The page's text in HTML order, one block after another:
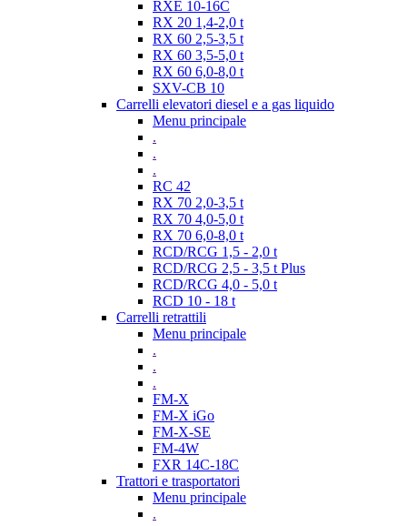
RXE 10-16C
RX 20 1,4-2,0 t
RX 60 2,5-3,5 t
RX 60 3,5-5,0 t
RX 60 6,0-8,0 t
SXV-CB 10
Carrelli elevatori diesel e a gas liquido
Menu principale
.
.
.
RC 42
RX 70 2,0-3,5 t
RX 70 4,0-5,0 t
RX 70 6,0-8,0 t
RCD/RCG 1,5 - 2,0 t
RCD/RCG 2,5 - 3,5 t Plus
RCD/RCG 4,0 - 5,0 t
RCD 10 - 18 t
Carrelli retrattili
Menu principale
.
.
.
FM-X
FM-X iGo
FM-X-SE
FM-4W
FXR 14C-18C
Trattori e trasportatori
Menu principale
.